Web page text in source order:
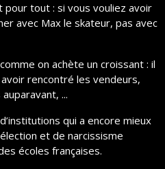
tout : si vous vouliez avoir
avec Max le skateur, pas avec
on achète un croissant : il
rencontré les vendeurs,
...
qui a encore mieux
et de narcissisme
écoles françaises.